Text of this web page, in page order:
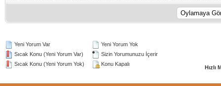
Yeni Yorum Var
Sıcak Konu (Yeni Yorum Var)
Sıcak Konu (Yeni Yorum Yok)
Yeni Yorum Yok
Sizin Yorumunuzu İçerir
Konu Kapalı
Hızlı